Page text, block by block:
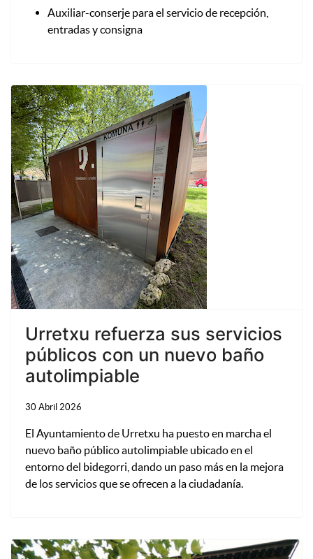
Auxiliar-conserje para el servicio de recepción,
entradas y consigna
Urretxu refuerza sus servicios
públicos con un nuevo baño
autolimpiable
30 Abril 2026
El Ayuntamiento de Urretxu ha puesto en marcha el
nuevo baño público autolimpiable ubicado en el
entorno del bidegorri, dando un paso más en la mejora
de los servicios que se ofrecen a la ciudadanía.